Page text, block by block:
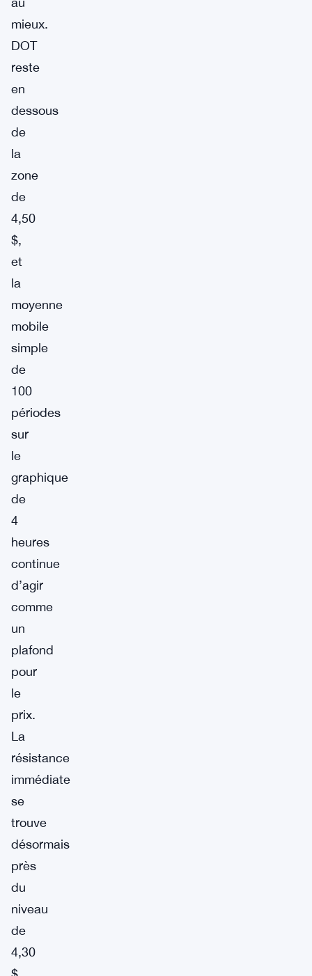
mieux.
DOT
reste
en
dessous
de
la
zone
de
4,50
$,
et
la
moyenne
mobile
simple
de
100
périodes
sur
le
graphique
de
4
heures
continue
d’agir
comme
un
plafond
pour
le
prix.
La
résistance
immédiate
se
trouve
désormais
près
du
niveau
de
4,30